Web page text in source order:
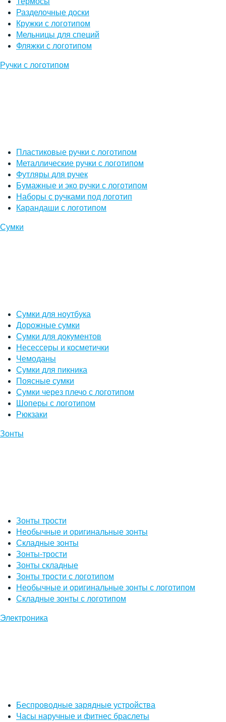
Разделочные доски
Кружки с логотипом
Мельницы для специй
Фляжки с логотипом
Ручки с логотипом
Пластиковые ручки с логотипом
Металлические ручки с логотипом
Футляры для ручек
Бумажные и эко ручки с логотипом
Наборы с ручками под логотип
Карандаши с логотипом
Сумки
Сумки для ноутбука
Дорожные сумки
Сумки для документов
Несессеры и косметички
Чемоданы
Сумки для пикника
Поясные сумки
Сумки через плечо с логотипом
Шоперы с логотипом
Рюкзаки
Зонты
Зонты трости
Необычные и оригинальные зонты
Складные зонты
Зонты-трости
Зонты складные
Зонты трости с логотипом
Необычные и оригинальные зонты с логотипом
Складные зонты с логотипом
Электроника
Беспроводные зарядные устройства
Часы наручные и фитнес браслеты